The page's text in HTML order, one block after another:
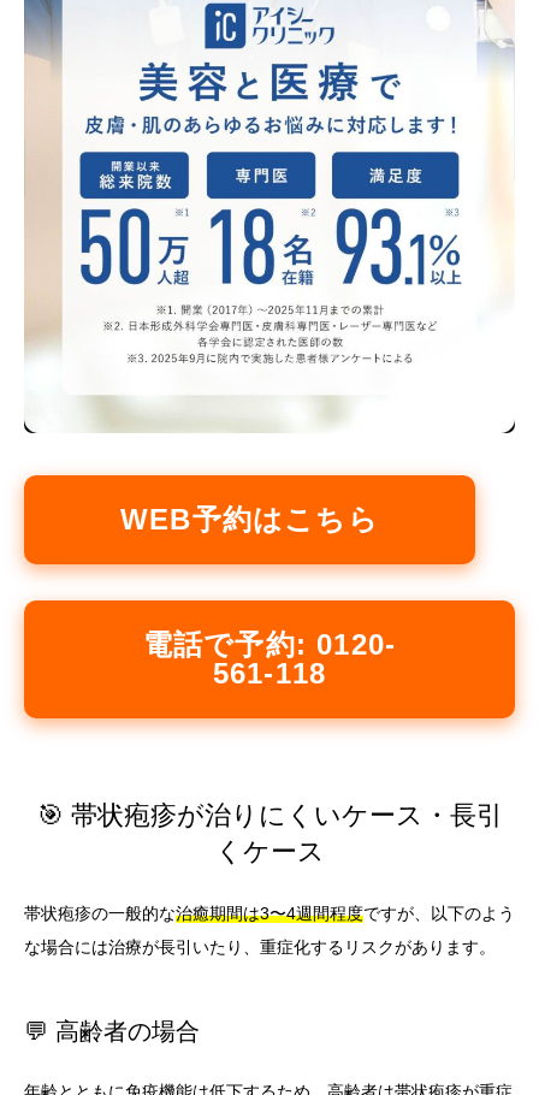
WEB予約はこちら
電話で予約: 0120-
561-118
🎯 帯状疱疹が治りにくいケース・長引
くケース
帯状疱疹の一般的な治癒期間は3〜4週間程度ですが、以下のよう
な場合には治療が長引いたり、重症化するリスクがあります。
💬 高齢者の場合
年齢とともに免疫機能は低下するため、高齢者は帯状疱疹が重症